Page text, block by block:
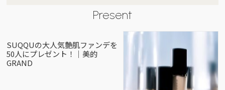
Present
SUQQUの大人気艶肌ファンデを
50人にプレゼント！｜美的
GRAND